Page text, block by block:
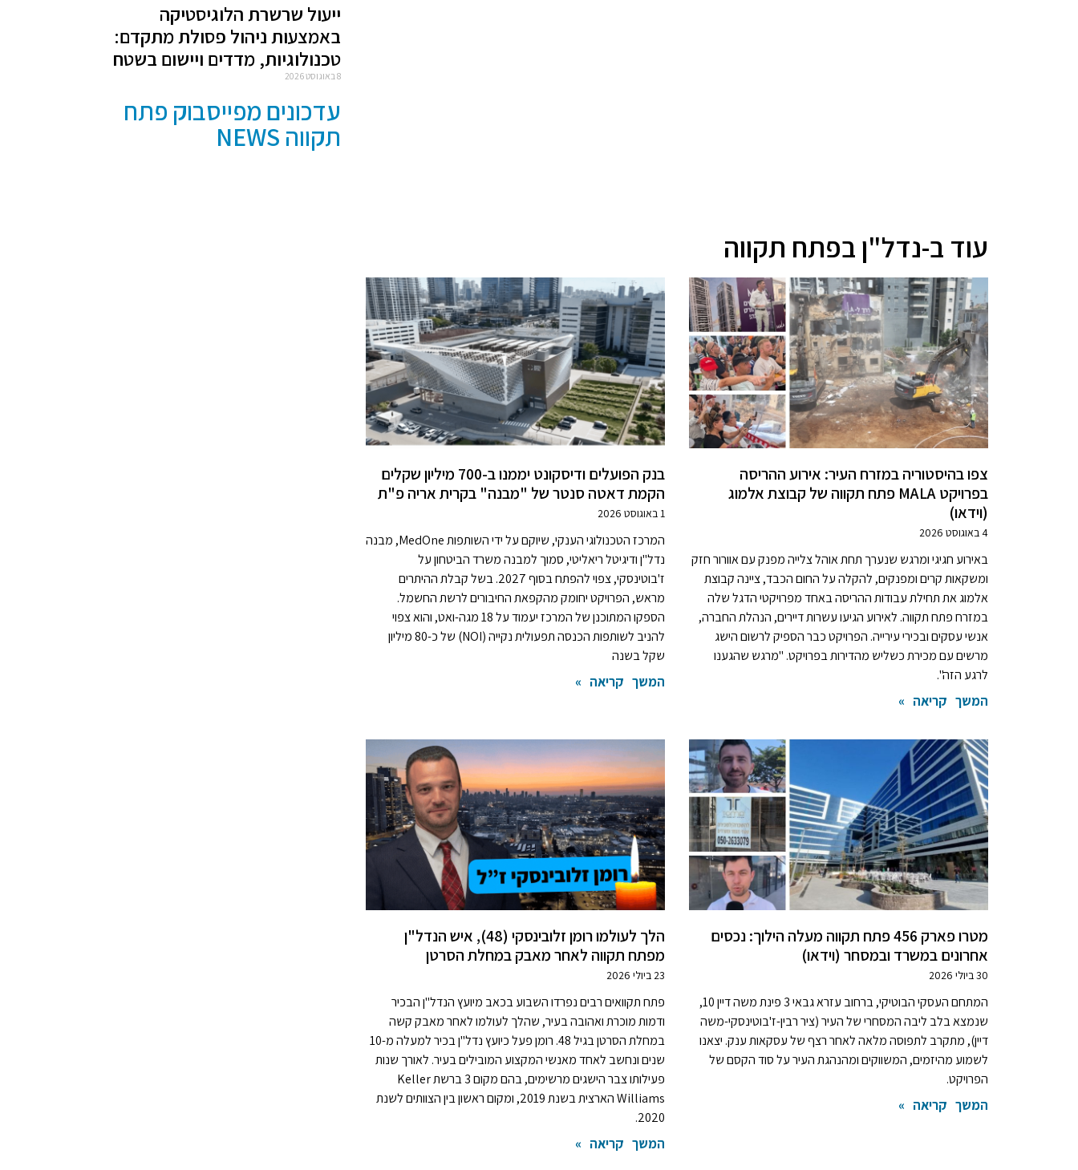
עוד ב-נדל"ן בפתח תקווה
צפו בהיסטוריה במזרח העיר: אירוע ההריסה
בפרויקט MALA פתח תקווה של קבוצת אלמוג
(וידאו)
4 באוגוסט 2026
באירוע חגיגי ומרגש שנערך תחת אוהל צלייה מפנק עם אוורור חזק
ומשקאות קרים ומפנקים, להקלה על החום הכבד, ציינה קבוצת
אלמוג את תחילת עבודות ההריסה באחד מפרויקטי הדגל שלה
במזרח פתח תקווה. לאירוע הגיעו עשרות דיירים, הנהלת החברה,
אנשי עסקים ובכירי עירייה. הפרויקט כבר הספיק לרשום הישג
מרשים עם מכירת כשליש מהדירות בפרויקט. "מרגש שהגענו
לרגע הזה".
המשך קריאה »
בנק הפועלים ודיסקונט יממנו ב-700 מיליון שקלים
הקמת דאטה סנטר של "מבנה" בקרית אריה פ"ת
1 באוגוסט 2026
המרכז הטכנולוגי הענקי, שיוקם על ידי השותפות MedOne, מבנה
נדל"ן ודיגיטל ריאליטי, סמוך למבנה משרד הביטחון על
ז'בוטינסקי, צפוי להפתח בסוף 2027. בשל קבלת ההיתרים
מראש, הפרויקט יחומק מהקפאת החיבורים לרשת החשמל.
הספקו המתוכנן של המרכז יעמוד על 18 מגה-ואט, והוא צפוי
להניב לשותפות הכנסה תפעולית נקייה (NOI) של כ-80 מיליון
שקל בשנה
המשך קריאה »
מטרו פארק 456 פתח תקווה מעלה הילוך: נכסים
אחרונים במשרד ובמסחר (וידאו)
30 ביולי 2026
המתחם העסקי הבוטיקי, ברחוב עזרא גבאי 3 פינת משה דיין 10,
שנמצא בלב ליבה המסחרי של העיר (ציר רבין-ז'בוטינסקי-משה
דיין), מתקרב לתפוסה מלאה לאחר רצף של עסקאות ענק. יצאנו
לשמוע מהיזמים, המשווקים ומהנהגת העיר על סוד הקסם של
הפרויקט.
המשך קריאה »
הלך לעולמו רומן זלובינסקי (48), איש הנדל"ן
מפתח תקווה לאחר מאבק במחלת הסרטן
23 ביולי 2026
פתח תקוואים רבים נפרדו השבוע בכאב מיועץ הנדל"ן הבכיר
ודמות מוכרת ואהובה בעיר, שהלך לעולמו לאחר מאבק קשה
במחלת הסרטן בגיל 48. רומן פעל כיועץ נדל"ן בכיר למעלה מ-10
שנים ונחשב לאחד מאנשי המקצוע המובילים בעיר. לאורך שנות
פעילותו צבר הישגים מרשימים, בהם מקום 3 ברשת Keller
Williams הארצית בשנת 2019, ומקום ראשון בין הצוותים לשנת
2020.
המשך קריאה »
ייעול שרשרת הלוגיסטיקה
באמצעות ניהול פסולת מתקדם:
טכנולוגיות, מדדים ויישום בשטח
8 באוגוסט 2026
עדכונים מפייסבוק פתח
תקווה NEWS